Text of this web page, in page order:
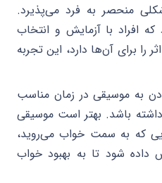
منحصر به فرد می‌پذیرد.
که افراد با آزمایش و انتخاب
را برای آن‌ها دارد، این تجربه
به موسیقی در زمان مناسب
داشته باشد. بهتر است موسیقی
که به سمت خواب می‌روید،
داده شود تا به بهبود خواب